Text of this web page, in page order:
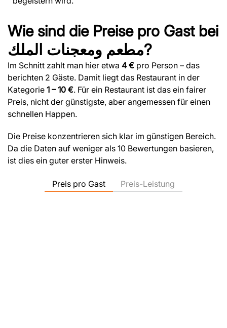
Wie sind die Preise pro Gast bei
مطعم ومعجنات الملك?
Im Schnitt zahlt man hier etwa 4 € pro Person – das
berichten 2 Gäste. Damit liegt das Restaurant in der
Kategorie 1 – 10 €. Für ein Restaurant ist das ein fairer
Preis, nicht der günstigste, aber angemessen für einen
schnellen Happen.
Die Preise konzentrieren sich klar im günstigen Bereich.
Da die Daten auf weniger als 10 Bewertungen basieren,
ist dies ein guter erster Hinweis.
Preis pro Gast Preis-Leistung